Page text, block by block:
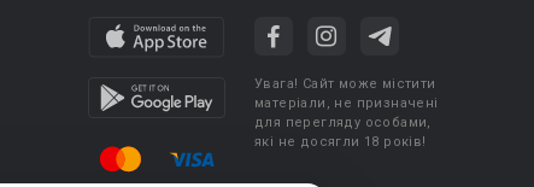
Увага! Сайт може містити
матеріали, не призначені
для перегляду особами,
які не досягли 18 років!